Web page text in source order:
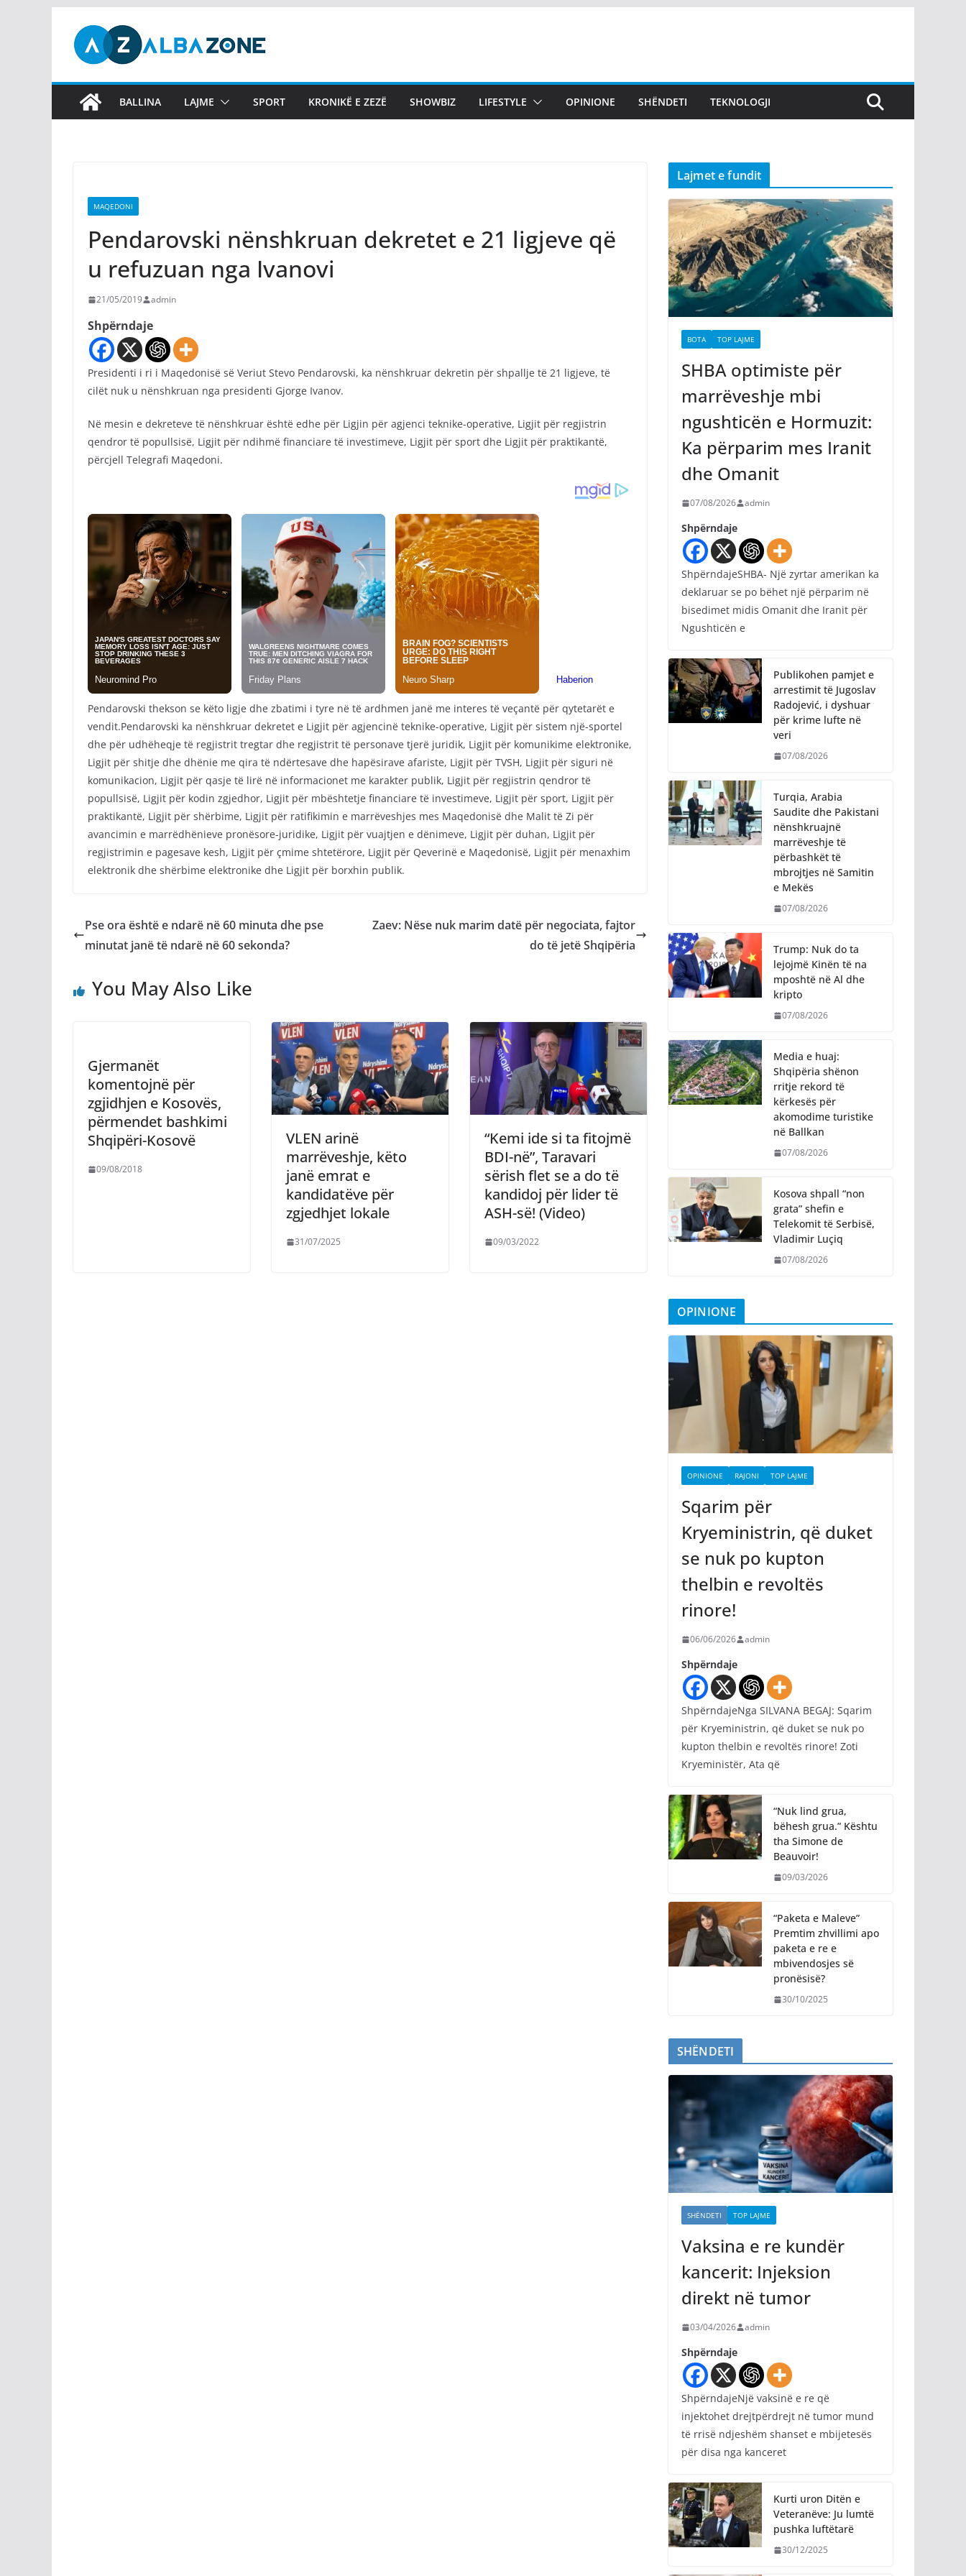
content
BALLINA LAJME SPORT KRONIKË E ZEZË SHOWBIZ LIFESTYLE OPINIONE SHËNDETI TEKNOLOGJI
MAQEDONI
Pendarovski nënshkruan dekretet e 21 ligjeve që
u refuzuan nga Ivanovi
21/05/2019 admin
Shpërndaje
Presidenti i ri i Maqedonisë së Veriut Stevo Pendarovski, ka nënshkruar dekretin për shpallje të 21 ligjeve, të
cilët nuk u nënshkruan nga presidenti Gjorge Ivanov.
Në mesin e dekreteve të nënshkruar është edhe për Ligjin për agjenci teknike-operative, Ligjit për regjistrin
qendror të popullsisë, Ligjit për ndihmë financiare të investimeve, Ligjit për sport dhe Ligjit për praktikantë,
përcjell Telegrafi Maqedoni.
Pendarovski thekson se këto ligje dhe zbatimi i tyre në të ardhmen janë me interes të veçantë për qytetarët e
vendit.Pendarovski ka nënshkruar dekretet e Ligjit për agjencinë teknike-operative, Ligjit për sistem një-sportel
dhe për udhëheqje të regjistrit tregtar dhe regjistrit të personave tjerë juridik, Ligjit për komunikime elektronike,
Ligjit për shitje dhe dhënie me qira të ndërtesave dhe hapësirave afariste, Ligjit për TVSH, Ligjit për siguri në
komunikacion, Ligjit për qasje të lirë në informacionet me karakter publik, Ligjit për regjistrin qendror të
popullsisë, Ligjit për kodin zgjedhor, Ligjit për mbështetje financiare të investimeve, Ligjit për sport, Ligjit për
praktikantë, Ligjit për shërbime, Ligjit për ratifikimin e marrëveshjes mes Maqedonisë dhe Malit të Zi për
avancimin e marrëdhënieve pronësore-juridike, Ligjit për vuajtjen e dënimeve, Ligjit për duhan, Ligjit për
regjistrimin e pagesave kesh, Ligjit për çmime shtetërore, Ligjit për Qeverinë e Maqedonisë, Ligjit për menaxhim
elektronik dhe shërbime elektronike dhe Ligjit për borxhin publik.
Pse ora është e ndarë në 60 minuta dhe pse
minutat janë të ndarë në 60 sekonda?
Zaev: Nëse nuk marim datë për negociata, fajtor
do të jetë Shqipëria
You May Also Like
Gjermanët
komentojnë për
zgjidhjen e Kosovës,
përmendet bashkimi
Shqipëri-Kosovë
09/08/2018
VLEN arinë
marrëveshje, këto
janë emrat e
kandidatëve për
zgjedhjet lokale
31/07/2025
“Kemi ide si ta fitojmë
BDI-në”, Taravari
sërish flet se a do të
kandidoj për lider të
ASH-së! (Video)
09/03/2022
Lajmet e fundit
BOTA TOP LAJME
SHBA optimiste për
marrëveshje mbi
ngushticën e Hormuzit:
Ka përparim mes Iranit
dhe Omanit
07/08/2026 admin
Shpërndaje
ShpërndajeSHBA- Një zyrtar amerikan ka
deklaruar se po bëhet një përparim në
bisedimet midis Omanit dhe Iranit për
Ngushticën e
Publikohen pamjet e
arrestimit të Jugoslav
Radojević, i dyshuar
për krime lufte në
veri
07/08/2026
Turqia, Arabia
Saudite dhe Pakistani
nënshkruajnë
marrëveshje të
përbashkët të
mbrojtjes në Samitin
e Mekës
07/08/2026
Trump: Nuk do ta
lejojmë Kinën të na
mposhtë në Al dhe
kripto
07/08/2026
Media e huaj:
Shqipëria shënon
rritje rekord të
kërkesës për
akomodime turistike
në Ballkan
07/08/2026
Kosova shpall “non
grata” shefin e
Telekomit të Serbisë,
Vladimir Luçiq
07/08/2026
OPINIONE
OPINIONE RAJONI TOP LAJME
Sqarim për
Kryeministrin, që duket
se nuk po kupton
thelbin e revoltës
rinore!
06/06/2026 admin
Shpërndaje
ShpërndajeNga SILVANA BEGAJ: Sqarim
për Kryeministrin, që duket se nuk po
kupton thelbin e revoltës rinore! Zoti
Kryeministër, Ata që
“Nuk lind grua,
bëhesh grua.” Kështu
tha Simone de
Beauvoir!
09/03/2026
“Paketa e Maleve”
Premtim zhvillimi apo
paketa e re e
mbivendosjes së
pronësisë?
30/10/2025
SHËNDETI
SHËNDETI TOP LAJME
Vaksina e re kundër
kancerit: Injeksion
direkt në tumor
03/04/2026 admin
Shpërndaje
ShpërndajeNjë vaksinë e re që
injektohet drejtpërdrejt në tumor mund
të rrisë ndjeshëm shanset e mbijetesës
për disa nga kanceret
Kurti uron Ditën e
Veteranëve: Ju lumtë
pushka luftëtarë
30/12/2025